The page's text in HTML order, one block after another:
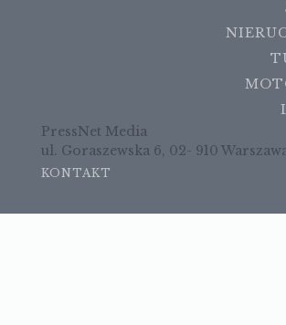
PressNet Media
ul. Goraszewska 6, 02- 910
KONTAKT